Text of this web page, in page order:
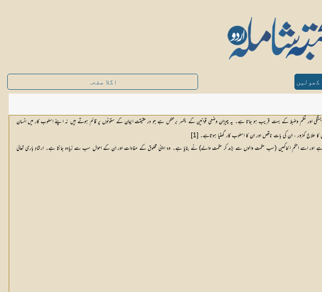
کھولیں اگلا صفحہ
اور نظم وضبط کے بہت قریب ہو جاتا ہے۔ یہ چیزان وضعی قوانین کے یکسر برعکس ہے جو در حقیقت ایمان کے ستونوں پر قائم ہوتے ہیں نہ اپنے اسلوب کار میں انسان
کمزور ، ان کی بات ناقص اور ان کا اسلوب کار گھٹیا ہوتاہے۔ [1]
اور اسے احکم الحاکمین (سب حکمت والوں سے بڑھ کر حکمت والے) نے بنایا ہے۔ وہ اپنی مخلوق کے مفادات اور ان کے احوال سب سے زیادہ جانتا ہے۔ ارشادِ باری تعالیٰ